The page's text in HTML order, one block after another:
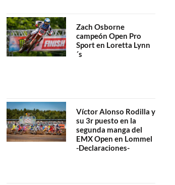
Zach Osborne
campeón Open Pro
Sport en Loretta Lynn
´s
Víctor Alonso Rodilla y
su 3r puesto en la
segunda manga del
EMX Open en Lommel
-Declaraciones-